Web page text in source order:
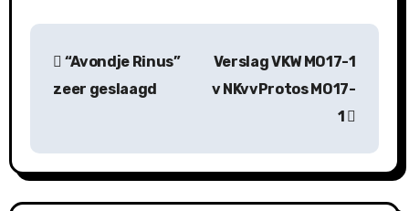
B
i
c
“Avondje Rinus”
zeer geslaagd
Verslag VKW MO17-1
v NKvvProtos MO17-
1